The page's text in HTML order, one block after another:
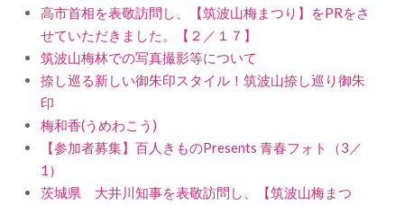
高市首相を表敬訪問し、【筑波山梅まつり】をPRをさ
せていただきました。【２／１７】
筑波山梅林での写真撮影等について
捺し巡る新しい御朱印スタイル！筑波山捺し巡り御朱
印
梅和香(うめわこう)
【参加者募集】百人きものPresents 青春フォト（3／
1）
茨城県 大井川知事を表敬訪問し、【筑波山梅まつ